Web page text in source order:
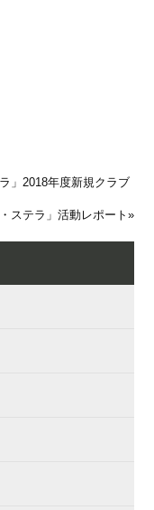
」2018年度新規クラブ
ステラ」活動レポート »